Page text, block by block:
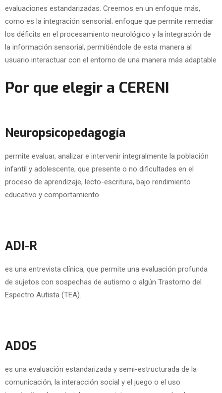
evaluaciones estandarizadas. Creemos en un enfoque más,
como es la integración sensorial; enfoque que permite remediar
los déficits en el procesamiento neurológico y la integración de
la información sensorial, permitiéndole de esta manera al
usuario interactuar con el entorno de una manera más adaptable
Por que elegir a CERENI
Neuropsicopedagogía
permite evaluar, analizar e intervenir integralmente la población
infantil y adolescente, que presente o no dificultades en el
proceso de aprendizaje, lecto-escritura, bajo rendimiento
educativo y comportamiento.
ADI-R
es una entrevista clínica, que permite una evaluación profunda
de sujetos con sospechas de autismo o algún Trastorno del
Espectro Autista (TEA).
ADOS
es una evaluación estandarizada y semi-estructurada de la
comunicación, la interacción social y el juego o el uso